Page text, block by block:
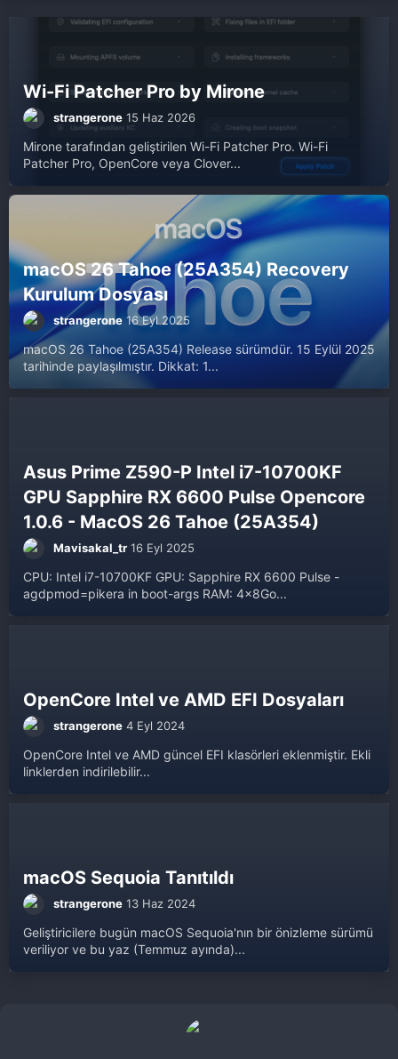
Wi-Fi Patcher Pro by Mirone
strangerone 15 Haz 2026
Mirone tarafından geliştirilen Wi-Fi Patcher Pro. Wi-Fi
Patcher Pro, OpenCore veya Clover...
macOS 26 Tahoe (25A354) Recovery
Kurulum Dosyası
strangerone 16 Eyl 2025
macOS 26 Tahoe (25A354) Release sürümdür. 15 Eylül 2025
tarihinde paylaşılmıştır. Dikkat: 1...
Asus Prime Z590-P Intel i7-10700KF
GPU Sapphire RX 6600 Pulse Opencore
1.0.6 - MacOS 26 Tahoe (25A354)
Mavisakal_tr 16 Eyl 2025
CPU: Intel i7-10700KF GPU: Sapphire RX 6600 Pulse -
agdpmod=pikera in boot-args RAM: 4x8Go...
OpenCore Intel ve AMD EFI Dosyaları
strangerone 4 Eyl 2024
OpenCore Intel ve AMD güncel EFI klasörleri eklenmiştir. Ekli
linklerden indirilebilir...
macOS Sequoia Tanıtıldı
strangerone 13 Haz 2024
Geliştiricilere bugün macOS Sequoia'nın bir önizleme sürümü
veriliyor ve bu yaz (Temmuz ayında)...